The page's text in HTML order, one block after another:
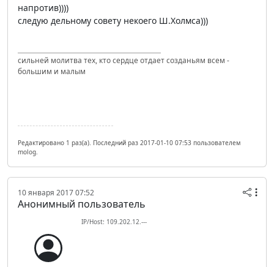
напротив))))
следую дельному совету некоего Ш.Холмса)))
сильней молитва тех, кто сердце отдает созданьям всем -
большим и малым
Редактировано 1 раз(а). Последний раз 2017-01-10 07:53 пользователем
molog.
10 января 2017 07:52
Анонимный пользователь
IP/Host: 109.202.12.---